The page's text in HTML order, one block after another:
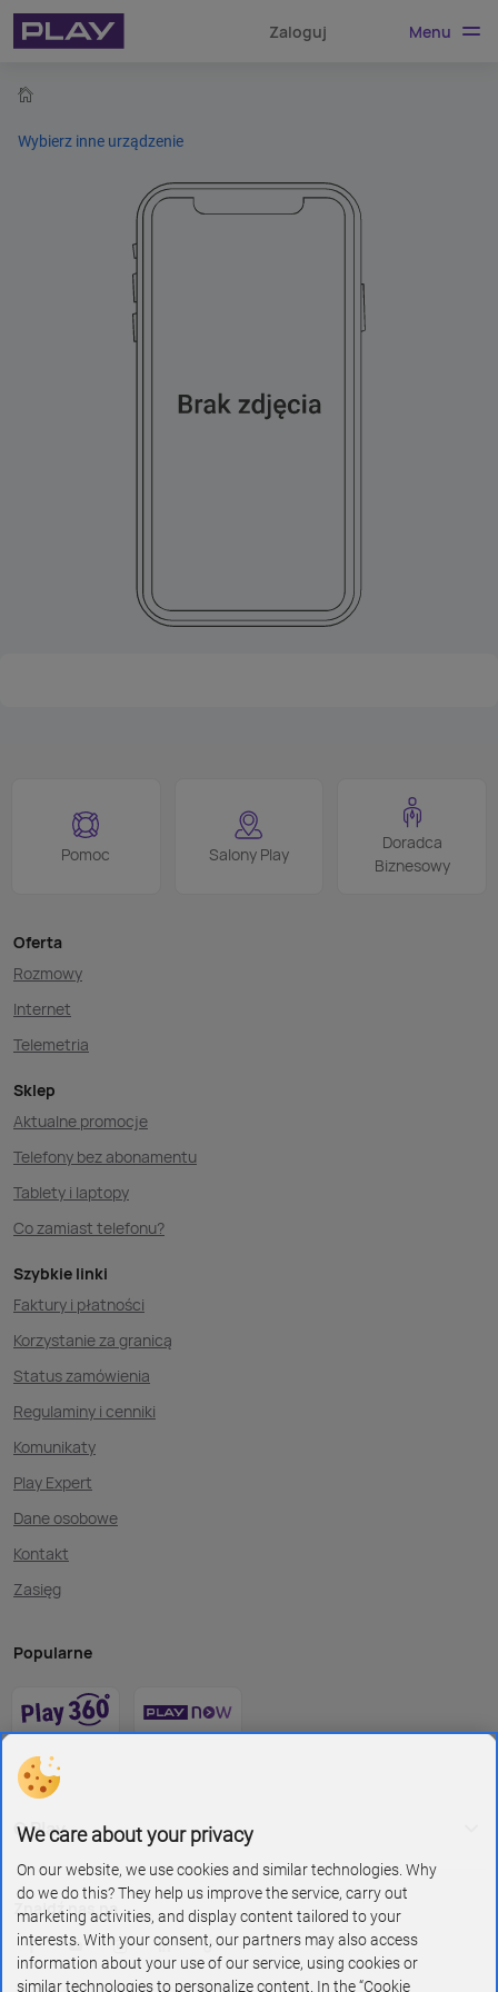
Zaloguj Menu
Wybierz inne urządzenie
Pomoc Salony Play
Doradca
Biznesowy
Oferta
Rozmowy
Internet
Telemetria
Sklep
Aktualne promocje
Telefony bez abonamentu
Tablety i laptopy
Co zamiast telefonu?
Szybkie linki
Faktury i płatności
Korzystanie za granicą
Status zamówienia
Regulaminy i cenniki
Komunikaty
Play Expert
Dane osobowe
Kontakt
Zasięg
Popularne
O Play
Znajdź nas na
We care about your privacy
On our website, we use cookies and similar technologies. Why
do we do this? They help us improve the service, carry out
marketing activities, and display content tailored to your
interests. With your consent, our partners may also access
information about your use of our service, using cookies or
similar technologies to personalize content. In the “Cookie